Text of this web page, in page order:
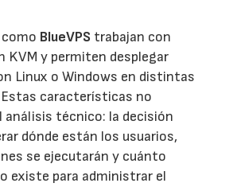
BlueVPS trabajan con
KVM y permiten desplegar
Linux o Windows en distintas
características no
técnico: la decisión
dónde están los usuarios,
se ejecutarán y cuánto
existe para administrar el